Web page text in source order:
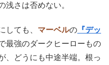
浅さは否めない。
しても、 マーベルの 『デッ
最強のダークヒーローもの
、どうにも中途半端。根っ